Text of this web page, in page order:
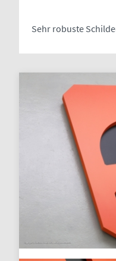
Sehr robuste